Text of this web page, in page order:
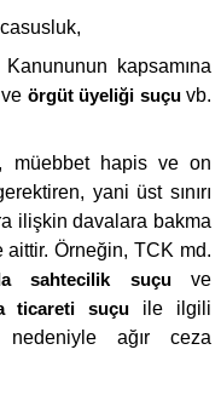
kapsamına
örgüt üyeliği suçuvb.
müebbet hapis ve on
yani üst sınırı
ilişkin davalara bakma
aittir. Örneğin, TCK md.
sahtecilik suçuve
ticareti suçu ile ilgili
nedeniyle ağır ceza